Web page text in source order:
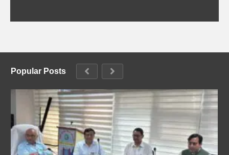
Popular Posts